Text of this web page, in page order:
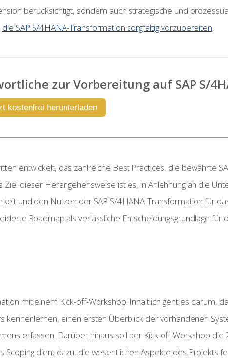
berücksichtigt, sondern auch strategische und
die SAP S/4HANA-Transformation sorgfältig vorzubereiten.
zur Vorbereitung auf SAP S/
kostenfrei herunterladen
entwickelt, das zahlreiche Best Practices, die bewährte
Ziel dieser Herangehensweise ist es, in Anlehnung an die
und den Nutzen der SAP S/4HANA-Transformation für
Roadmap als verlässliche Entscheidungsgrundlage für
mit einem Kick-off-Workshop. Inhaltlich geht es darum,
einen ersten Überblick der vorhandenen
erfassen. Darüber hinaus soll der Kick-off-Workshop die
dient dazu, die wesentlichen Aspekte des Projekts